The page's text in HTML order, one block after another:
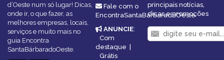
d’Oeste num só lugar! Dicas,
onde ir, o que fazer, as
melhores empresas, locais,
serviços e muito mais no
guia Encontra
SantaBárbaradoOeste.
Fale com o
EncontraSantaBárbaradoOeste
ANUNCIE:
Com
destaque |
Grátis
principais notícias,
dicas e promoções